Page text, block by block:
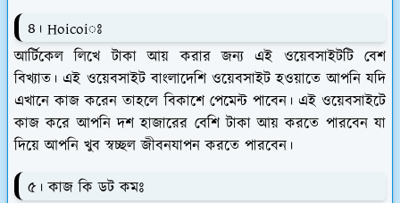
৪। Hoicoiঃ
আর্টিকেল লিখে টাকা আয় করার জন্য এই ওয়েবসাইটটি বেশ
বিখ্যাত। এই ওয়েবসাইট বাংলাদেশি ওয়েবসাইট হওয়াতে আপনি যদি
এখানে কাজ করেন তাহলে বিকাশে পেমেন্ট পাবেন। এই ওয়েবসাইটে
কাজ করে আপনি দশ হাজারের বেশি টাকা আয় করতে পারবেন যা
দিয়ে আপনি খুব স্বচ্ছল জীবনযাপন করতে পারবেন।
৫। কাজ কি ডট কমঃ